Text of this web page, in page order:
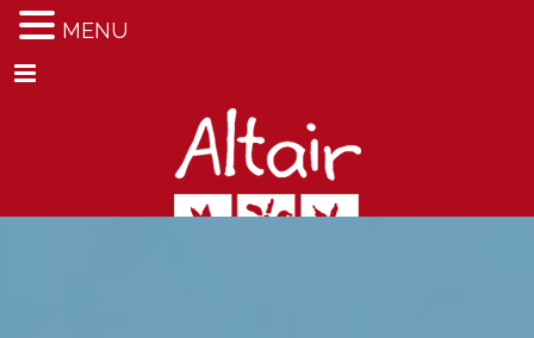
Menu
MENU